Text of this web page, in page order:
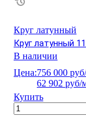
Круг латунный
Круг латунный
В наличии
Цена:756 000
62 902 руб/
Купить